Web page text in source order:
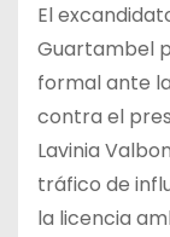
El
Guartambel
formal ante
contra el
Lavinia
tráfico de
la licencia